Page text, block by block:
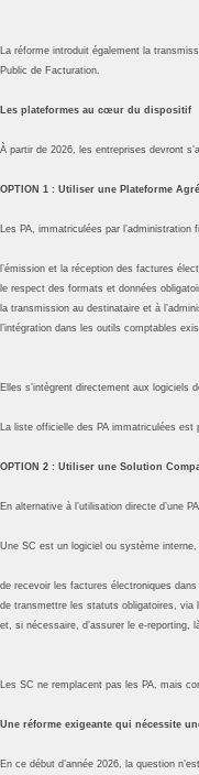
La réforme introduit également la
Public de Facturation.
Les plateformes au cœur du dispositif
À partir de 2026, les entreprises devront
OPTION 1 : Utiliser une Plateforme
Les PA, immatriculées par
l’émission et la réception des factures
le respect des formats et données
la transmission au destinataire et à
l’intégration dans les outils comptables
Elles s’intègrent directement aux logiciels
La liste officielle des PA immatriculées
OPTION 2 : Utiliser une Solution
En alternative à l’utilisation directe d’une
Une SC est un logiciel ou système
de recevoir les factures électroniques dans
de transmettre les statuts obligatoires, via
et, si nécessaire, d’assurer le e-reporting,
Les SC ne remplacent pas les PA, mais
Une réforme exigeante qui nécessite
En ce début d’année 2026, la question